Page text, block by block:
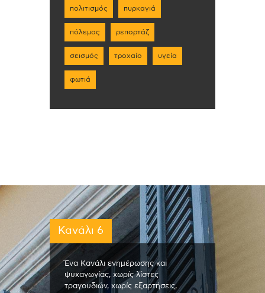
πολιτισμός πυρκαγιά
πόλεμος ρεπορτάζ
σεισμός τροχαίο υγεία
φωτιά
Κανάλι 6
Ένα Κανάλι ενημέρωσης και
ψυχαγωγίας, χωρίς λίστες
τραγουδιών, χωρίς εξαρτήσεις,